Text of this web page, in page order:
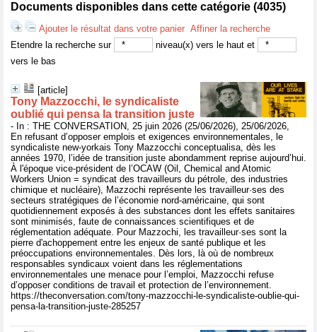
Documents disponibles dans cette catégorie (4035)
Ajouter le résultat dans votre panier Affiner la recherche
Etendre la recherche sur
niveau(x) vers le haut et
vers le bas
[article]
Tony Mazzocchi, le syndicaliste
oublié qui pensa la transition juste
- In : THE CONVERSATION, 25 juin 2026 (25/06/2026), 25/06/2026,
En refusant d’opposer emplois et exigences environnementales, le
syndicaliste new-yorkais Tony Mazzocchi conceptualisa, dès les
années 1970, l’idée de transition juste abondamment reprise aujourd’hui.
À l'époque vice-président de l’OCAW (Oil, Chemical and Atomic
Workers Union = syndicat des travailleurs du pétrole, des industries
chimique et nucléaire), Mazzochi représente les travailleur·ses des
secteurs stratégiques de l’économie nord-américaine, qui sont
quotidiennement exposés à des substances dont les effets sanitaires
sont minimisés, faute de connaissances scientifiques et de
réglementation adéquate. Pour Mazzochi, les travailleur·ses sont la
pierre d'achoppement entre les enjeux de santé publique et les
préoccupations environnementales. Dès lors, là où de nombreux
responsables syndicaux voient dans les réglementations
environnementales une menace pour l’emploi, Mazzocchi refuse
d’opposer conditions de travail et protection de l’environnement.
https://theconversation.com/tony-mazzocchi-le-syndicaliste-oublie-qui-
pensa-la-transition-juste-285257